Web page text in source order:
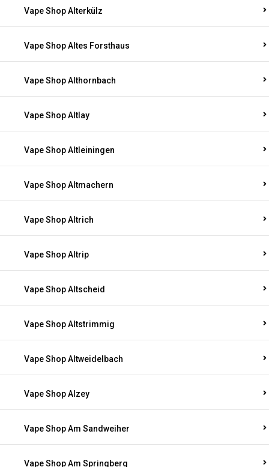
Vape Shop Alterkülz
Vape Shop Altes Forsthaus
Vape Shop Althornbach
Vape Shop Altlay
Vape Shop Altleiningen
Vape Shop Altmachern
Vape Shop Altrich
Vape Shop Altrip
Vape Shop Altscheid
Vape Shop Altstrimmig
Vape Shop Altweidelbach
Vape Shop Alzey
Vape Shop Am Sandweiher
Vape Shop Am Springberg